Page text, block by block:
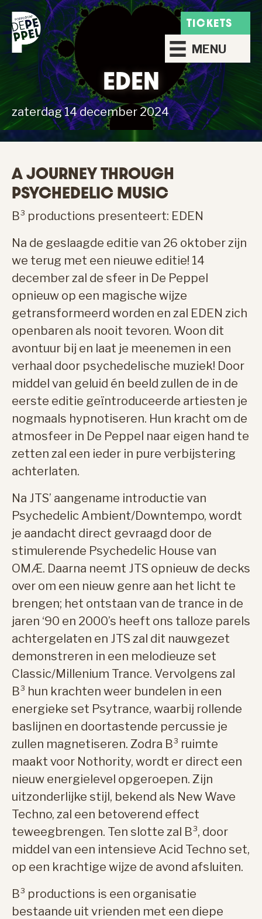
TICKETS
MENU
EDEN
zaterdag 14 december 2024
A JOURNEY THROUGH
PSYCHEDELIC MUSIC
B³ productions presenteert: EDEN
Na de geslaagde editie van 26 oktober zijn
we terug met een nieuwe editie! 14
december zal de sfeer in De Peppel
opnieuw op een magische wijze
getransformeerd worden en zal EDEN zich
openbaren als nooit tevoren. Woon dit
avontuur bij en laat je meenemen in een
verhaal door psychedelische muziek! Door
middel van geluid én beeld zullen de in de
eerste editie geïntroduceerde artiesten je
nogmaals hypnotiseren. Hun kracht om de
atmosfeer in De Peppel naar eigen hand te
zetten zal een ieder in pure verbijstering
achterlaten.
Na JTS’ aangename introductie van
Psychedelic Ambient/Downtempo, wordt
je aandacht direct gevraagd door de
stimulerende Psychedelic House van
OMÆ. Daarna neemt JTS opnieuw de decks
over om een nieuw genre aan het licht te
brengen; het ontstaan van de trance in de
jaren ‘90 en 2000’s heeft ons talloze parels
achtergelaten en JTS zal dit nauwgezet
demonstreren in een melodieuze set
Classic/Millenium Trance. Vervolgens zal
B³ hun krachten weer bundelen in een
energieke set Psytrance, waarbij rollende
baslijnen en doortastende percussie je
zullen magnetiseren. Zodra B³ ruimte
maakt voor Nothority, wordt er direct een
nieuw energielevel opgeroepen. Zijn
uitzonderlijke stijl, bekend als New Wave
Techno, zal een betoverend effect
teweegbrengen. Ten slotte zal B³, door
middel van een intensieve Acid Techno set,
op een krachtige wijze de avond afsluiten.
B³ productions is een organisatie
bestaande uit vrienden met een diepe